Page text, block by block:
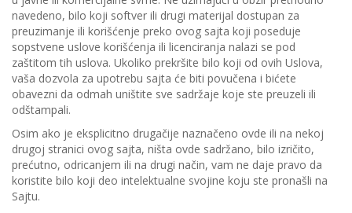
navedeno, bilo koji softver ili drugi materijal dostupan za
preuzimanje ili korišćenje preko ovog sajta koji poseduje
sopstvene uslove korišćenja ili licenciranja nalazi se pod
zaštitom tih uslova. Ukoliko prekršite bilo koji od ovih Uslova,
vaša dozvola za upotrebu sajta će biti povučena i bićete
obavezni da odmah uništite sve sadržaje koje ste preuzeli ili
odštampali.
Osim ako je eksplicitno drugačije naznačeno ovde ili na nekoj
drugoj stranici ovog sajta, ništa ovde sadržano, bilo izričito,
prećutno, odricanjem ili na drugi način, vam ne daje pravo da
koristite bilo koji deo intelektualne svojine koju ste pronašli na
Sajtu.